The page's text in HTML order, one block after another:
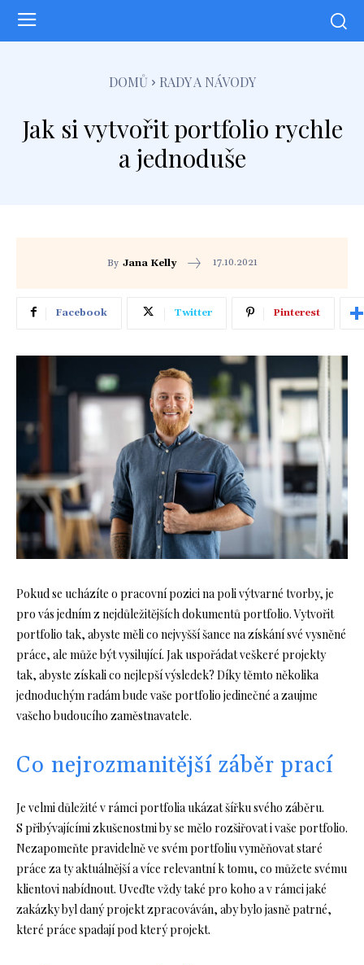
DOMŮ RADY A NÁVODY
Jak si vytvořit portfolio rychle
a jednoduše
By Jana Kelly 17.10.2021
Facebook Twitter Pinterest
Pokud se ucházíte o pracovní pozici na poli výtvarné tvorby, je
pro vás jedním z nejdůležitějších dokumentů portfolio. Vytvořit
portfolio tak, abyste měli co nejvyšší šance na získání své vysněné
práce, ale může být vysilující. Jak uspořádat veškeré projekty
tak, abyste získali co nejlepší výsledek? Díky těmto několika
jednoduchým radám bude vaše portfolio jedinečné a zaujme
vašeho budoucího zaměstnavatele.
Co nejrozmanitější záběr prací
Je velmi důležité v rámci portfolia ukázat šířku svého záběru.
S přibývajícími zkušenostmi by se mělo rozšiřovat i vaše portfolio.
Nezapomeňte pravidelně ve svém portfoliu vyměňovat staré
práce za ty aktuálnější a více relevantní k tomu, co můžete svému
klientovi nabídnout. Uveďte vždy také pro koho a v rámci jaké
zakázky byl daný projekt zpracováván, aby bylo jasně patrné,
které práce spadají pod který projekt.